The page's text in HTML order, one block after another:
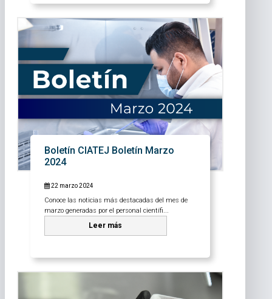
Boletín CIATEJ Boletín Marzo
2024
22 marzo 2024
Conoce las noticias más destacadas del mes de
marzo generadas por el personal científi...
Leer más